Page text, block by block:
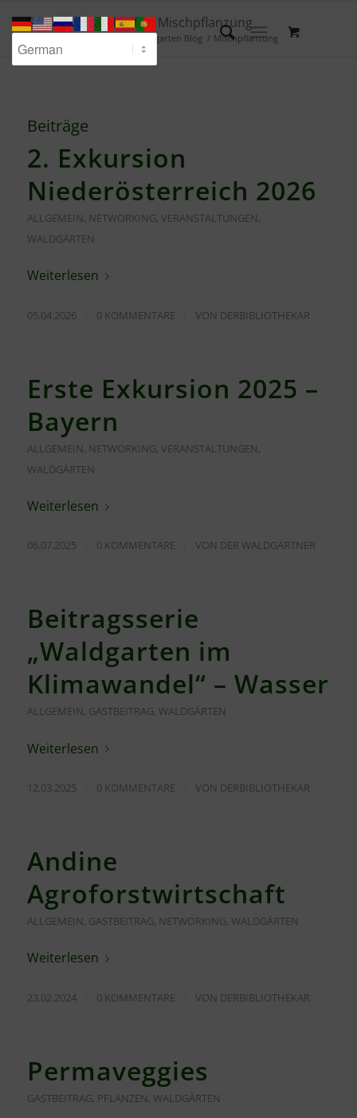
Schlagwortarchiv für: Mischpflanzung
Waldgarten Blog / Mischpflanzung
Beiträge
2. Exkursion
Niederösterreich 2026
ALLGEMEIN, NETWORKING, VERANSTALTUNGEN,
WALDGÄRTEN
Weiterlesen
05.04.2026 0 KOMMENTARE VON DERBIBLIOTHEKAR
Erste Exkursion 2025 –
Bayern
ALLGEMEIN, NETWORKING, VERANSTALTUNGEN,
WALDGÄRTEN
Weiterlesen
06.07.2025 0 KOMMENTARE VON DER WALDGÄRTNER
Beitragsserie
„Waldgarten im
Klimawandel“ – Wasser
ALLGEMEIN, GASTBEITRAG, WALDGÄRTEN
Weiterlesen
12.03.2025 0 KOMMENTARE VON DERBIBLIOTHEKAR
Andine
Agroforstwirtschaft
ALLGEMEIN, GASTBEITRAG, NETWORKING, WALDGÄRTEN
Weiterlesen
23.02.2024 0 KOMMENTARE VON DERBIBLIOTHEKAR
Permaveggies
GASTBEITRAG, PFLANZEN, WALDGÄRTEN